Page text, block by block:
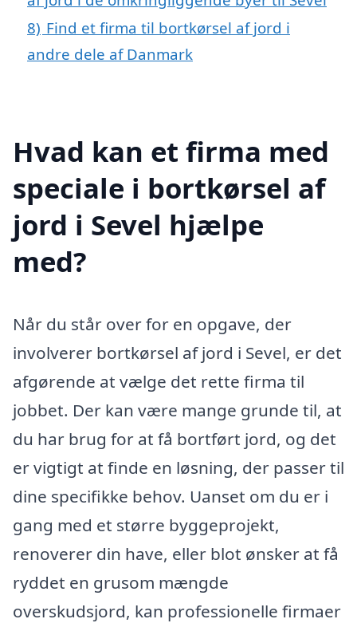
8) Find et firma til bortkørsel af jord i
andre dele af Danmark
Hvad kan et firma med
speciale i bortkørsel af
jord i Sevel hjælpe
med?
Når du står over for en opgave, der
involverer bortkørsel af jord i Sevel, er det
afgørende at vælge det rette firma til
jobbet. Der kan være mange grunde til, at
du har brug for at få bortført jord, og det
er vigtigt at finde en løsning, der passer til
dine specifikke behov. Uanset om du er i
gang med et større byggeprojekt,
renoverer din have, eller blot ønsker at få
ryddet en grusom mængde
overskudsjord, kan professionelle firmaer